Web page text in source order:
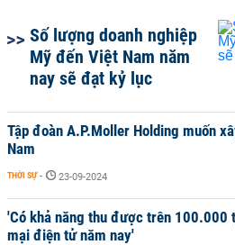
Số lượng doanh nghiệp
Mỹ đến Việt Nam năm
nay sẽ đạt kỷ lục
Tập đoàn A.P.Moller Holding muốn
Nam
THỜI SỰ - 23-09-2024
'Có khả năng thu được trên 100.000
mại điện tử năm nay'